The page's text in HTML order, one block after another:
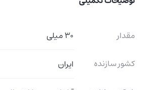
مقدار
30 میلی
کشور سازنده
ایران